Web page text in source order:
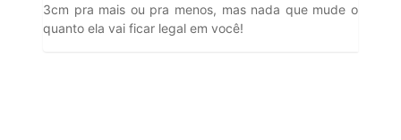
3cm pra mais ou pra menos, mas nada que mude o
quanto ela vai ficar legal em você!